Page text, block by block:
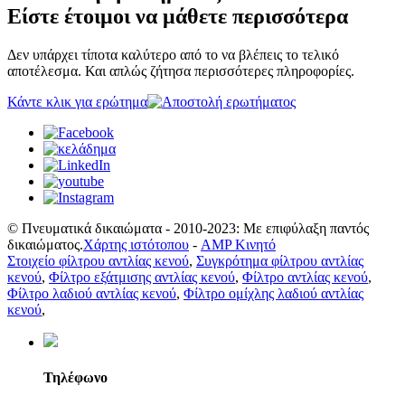
Είστε έτοιμοι να μάθετε περισσότερα
Δεν υπάρχει τίποτα καλύτερο από το να βλέπεις το τελικό
αποτέλεσμα. Και απλώς ζήτησα περισσότερες πληροφορίες.
Κάντε κλικ για ερώτημα
© Πνευματικά δικαιώματα - 2010-2023: Με επιφύλαξη παντός
δικαιώματος.Χάρτης ιστότοπου - AMP Κινητό
Στοιχείο φίλτρου αντλίας κενού, Συγκρότημα φίλτρου αντλίας
κενού, Φίλτρο εξάτμισης αντλίας κενού, Φίλτρο αντλίας κενού,
Φίλτρο λαδιού αντλίας κενού, Φίλτρο ομίχλης λαδιού αντλίας
κενού,
Τηλέφωνο